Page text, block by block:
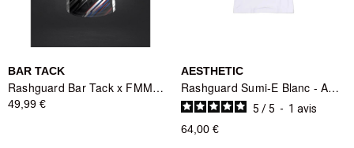
BAR TACK
Rashguard Bar Tack x FMMAF 'Drift' - Grade Blanc
49,99 €
AESTHETIC
Rashguard Sumi-E Blanc - Aesthetic
5 /5 - 1 avis
64,00 €